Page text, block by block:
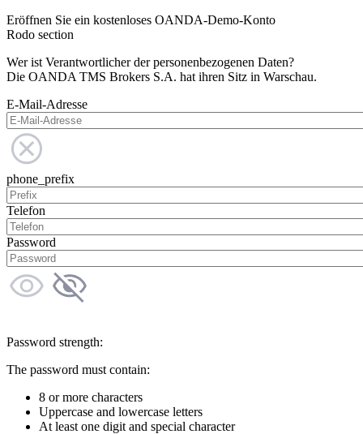
Eröffnen Sie ein kostenloses OANDA-Demo-Konto
Rodo section
Wer ist Verantwortlicher der personenbezogenen Daten?
Die OANDA TMS Brokers S.A. hat ihren Sitz in Warschau.
E-Mail-Adresse
phone_prefix
Telefon
Password
Password strength:
The password must contain:
8 or more characters
Uppercase and lowercase letters
At least one digit and special character